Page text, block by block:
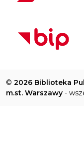
© 2026 Biblioteka
m.st. Warszawy -